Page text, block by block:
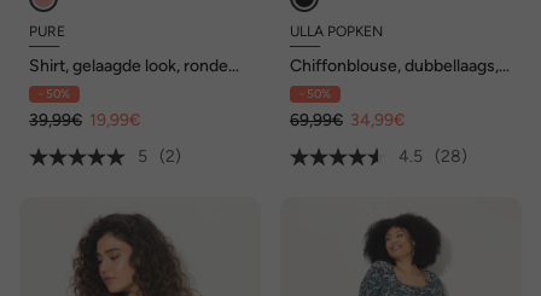
PURE
Shirt, gelaagde look, ronde
hals, lange mouw,
biologische katoen
- 50%
39,99€ 19,99€
5
(2)
ULLA POPKEN
Chiffonblouse, dubbellaags,
V-hals, korte mouwen
- 50%
69,99€ 34,99€
4.5
(28)